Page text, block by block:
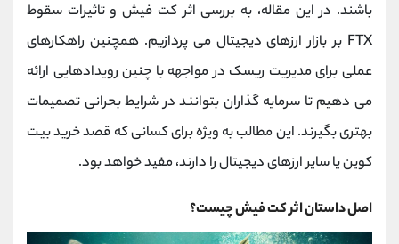
باشند. در این مقاله، به بررسی اثر کت فیش و تاثیرات سقوط
FTX بر بازار ارزهای دیجیتال می‌ پردازیم. همچنین راهکارهای
عملی برای مدیریت ریسک در مواجهه با چنین رویدادهایی ارائه
می‌ دهیم تا سرمایه‌ گذاران بتوانند در شرایط بحرانی تصمیمات
بهتری بگیرند. این مطالب به ویژه برای کسانی که قصد خرید بیت
کوین یا سایر ارزهای دیجیتال را دارند، مفید خواهد بود.
اصل داستان اثر کت فیش چیست؟